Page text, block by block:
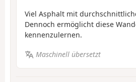
Viel Asphalt mit
Dennoch ermöglicht diese
kennenzulernen.
Maschinell übersetzt